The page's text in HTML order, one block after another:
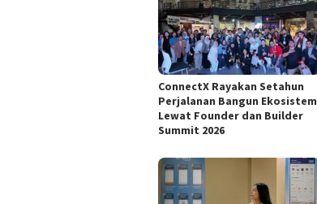
ConnectX Rayakan Setahun
Perjalanan Bangun Ekosistem
Lewat Founder dan Builder
Summit 2026